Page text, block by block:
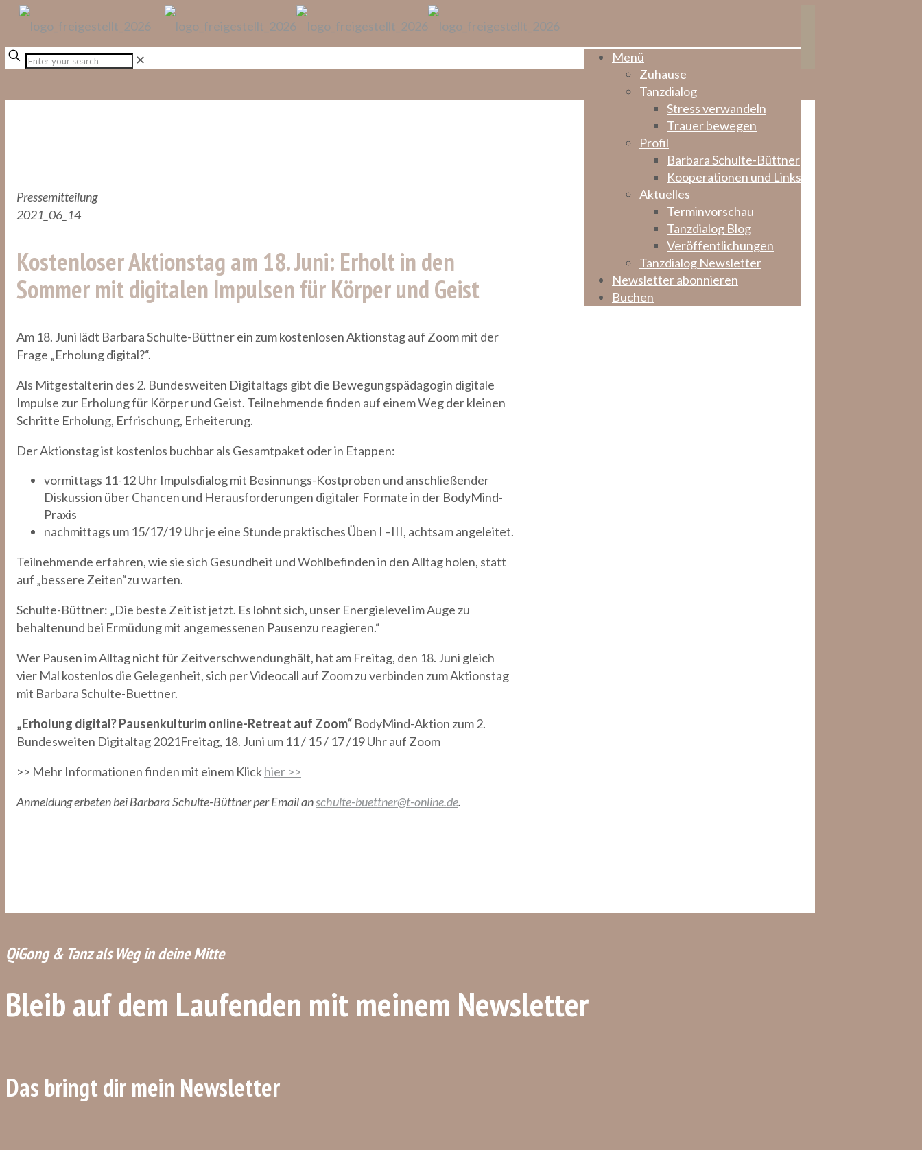
Menü
Zuhause
Tanzdialog
Stress verwandeln
Trauer bewegen
Profil
Barbara Schulte-Büttner
Kooperationen und Links
Aktuelles
Terminvorschau
Tanzdialog Blog
Veröffentlichungen
Tanzdialog Newsletter
Newsletter abonnieren
Buchen
✕
Pressemitteilung
2021_06_14
Kostenloser Aktionstag am 18. Juni: Erholt in den
Sommer mit digitalen Impulsen für Körper und Geist
Am 18. Juni lädt Barbara Schulte-Büttner ein zum kostenlosen Aktionstag auf Zoom mit der
Frage „Erholung digital?“.
Als Mitgestalterin des 2. Bundesweiten Digitaltags gibt die Bewegungspädagogin digitale
Impulse zur Erholung für Körper und Geist. Teilnehmende finden auf einem Weg der kleinen
Schritte Erholung, Erfrischung, Erheiterung.
Der Aktionstag ist kostenlos buchbar als Gesamtpaket oder in Etappen:
vormittags 11-12 Uhr Impulsdialog mit Besinnungs-Kostproben und anschließender
Diskussion über Chancen und Herausforderungen digitaler Formate in der BodyMind-
Praxis
nachmittags um 15/17/19 Uhr je eine Stunde praktisches Üben I –III, achtsam angeleitet.
Teilnehmende erfahren, wie sie sich Gesundheit und Wohlbefinden in den Alltag holen, statt
auf „bessere Zeiten“zu warten.
Schulte-Büttner: „Die beste Zeit ist jetzt. Es lohnt sich, unser Energielevel im Auge zu
behaltenund bei Ermüdung mit angemessenen Pausenzu reagieren.“
Wer Pausen im Alltag nicht für Zeitverschwendunghält, hat am Freitag, den 18. Juni gleich
vier Mal kostenlos die Gelegenheit, sich per Videocall auf Zoom zu verbinden zum Aktionstag
mit Barbara Schulte-Buettner.
„Erholung digital? Pausenkulturim online-Retreat auf Zoom“ BodyMind-Aktion zum 2.
Bundesweiten Digitaltag 2021Freitag, 18. Juni um 11 / 15 / 17 /19 Uhr auf Zoom
>> Mehr Informationen finden mit einem Klickhier >>
Anmeldung erbeten bei Barbara Schulte-Büttner per Email anschulte-buettner@t-online.de.
QiGong & Tanz als Weg in deine Mitte
Bleib auf dem Laufenden mit meinem Newsletter
Das bringt dir mein Newsletter